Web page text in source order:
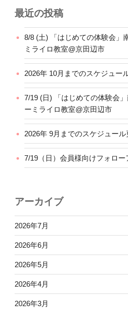
最近の投稿
8/8 (土) 「はじめての体験会」
ミライロ教室@京田辺市
2026年 10月までのスケジュー
7/19 (日) 「はじめての体験会
ーミライロ教室@京田辺市
2026年 9月までのスケジュール
7/19（日）会員様向けフォロー
アーカイブ
2026年7月
2026年6月
2026年5月
2026年4月
2026年3月